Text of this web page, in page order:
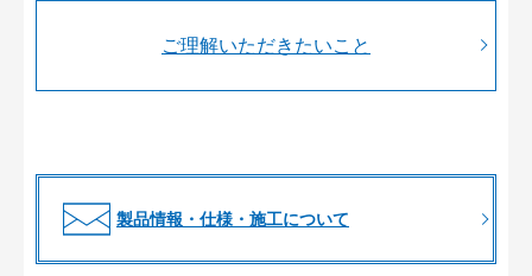
ご理解いただきたいこと
製品情報・仕様・施工について